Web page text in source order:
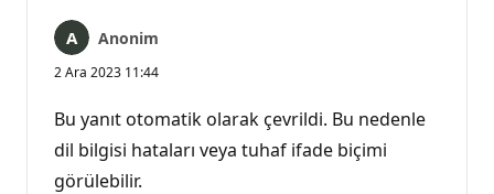
Anonim
2 Ara 2023 11:44
Bu yanıt otomatik olarak çevrildi. Bu nedenle
dil bilgisi hataları veya tuhaf ifade biçimi
görülebilir.